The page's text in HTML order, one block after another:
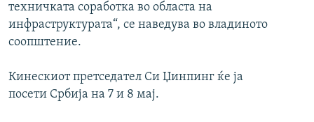
техничката соработка во областа на
инфраструктурата“, се наведува во владиното
соопштение.
Кинескиот претседател Си Џинпинг ќе ја
посети Србија на 7 и 8 мај.